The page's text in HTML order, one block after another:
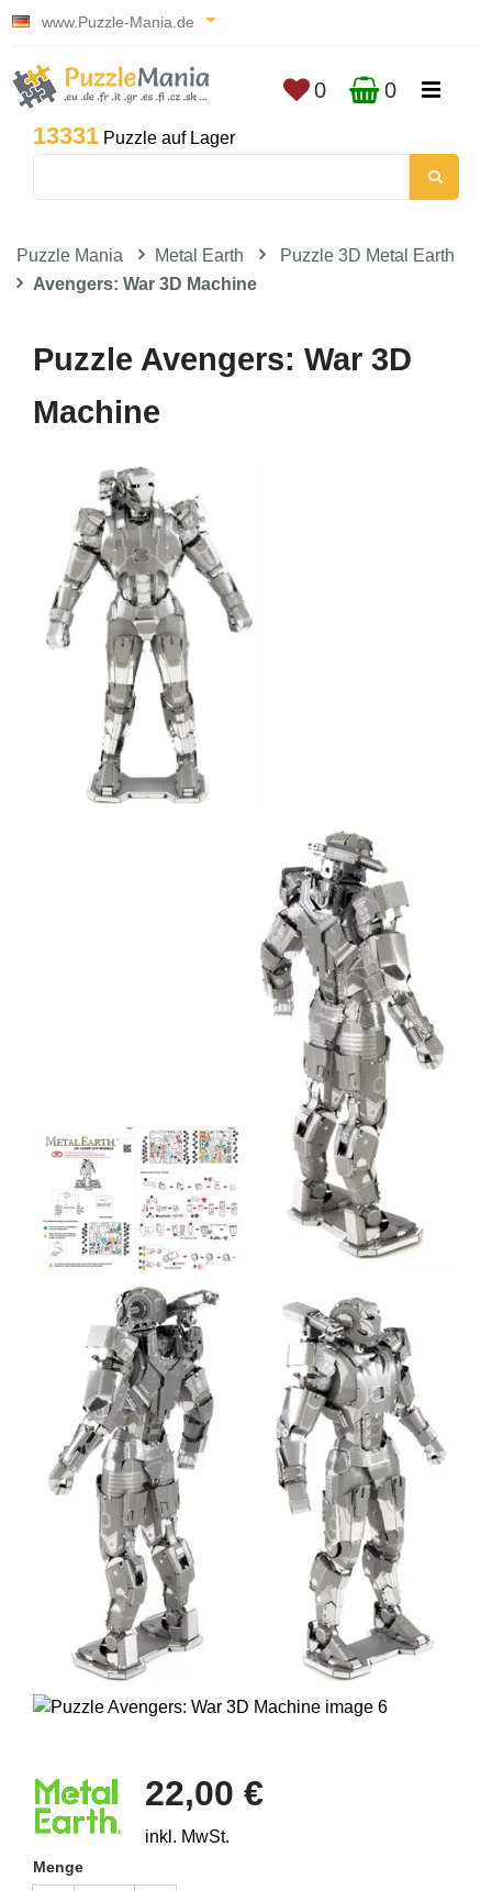
www.Puzzle-Mania.de
13331 Puzzle auf Lager
0 0
Puzzle Mania Metal Earth
Puzzle 3D Metal Earth
Avengers: War 3D Machine
Puzzle Avengers: War 3D
Machine
22,00 €
inkl. MwSt.
Menge